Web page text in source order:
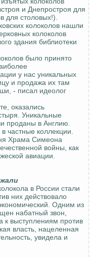
и Днепростроя для
для столовых!).
колоколов нашли
колоколов
здания библиотеки
было принято
у нас уникальных
и продажа их там
- писал идеолог
оказались
Уникальные
проданы в Англию.
частные коллекции.
Храма Симеона
войны, как
авиации.
в России стали
них действовало
Одним из
набатный звон,
к выступлениям против
власть, нацеленная
увидела и